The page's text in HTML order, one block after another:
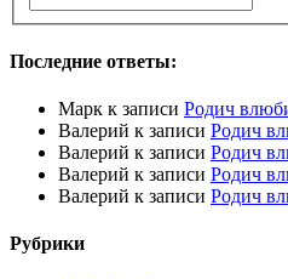
Последние ответы:
Марк к записи Родич
Валерий к записи Родич
Валерий к записи Родич
Валерий к записи Родич
Валерий к записи Родич
Рубрики